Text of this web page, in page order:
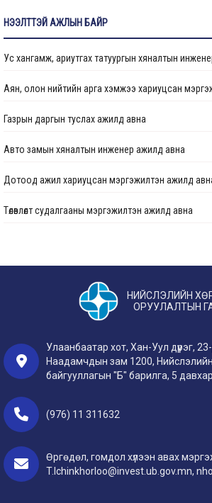
Цэцэрлэгийн барилга, 150 ор (Улаанбаатар хот,
Арьс ширний ажилчдын орон сууцны барилгын их
хороо)
Гамшигт өртсөн 207 дугаар байр (Улаанбаатар хот,
хүрээнд барилгын зураг төслийг шинэчлэн
“Нийслэлийн Хөрөнгө оруулалтын газар ОНӨААТҮГ” -
Хан-Уул дүүрэгт хэрэгжүүлэх хөрөнгө оруулалтын
Ø1000 мм голчтой болгон өргөтгөх зураг төсөв,
дүгээр хорооллын урд талаас баруун 4 замын
19-өөс 3/11 холбоос хүртэл 3.4 км/ /Улаанбаатар,
Хан-Уул дүүрэгт хэрэгжүүлэх хөрөнгө оруулалтын
Сэлбэ голын эргийн дагуу дугуйн зам
хот, Сүхбаатар дүүрэг)-ын нэмэлт ажил
НЭЭЛТТЭЙ АЖЛЫН БАЙР
Ус хангамж, ариутгах татуургын хяналтын
Аян, олон нийтийн арга хэмжээ хариуцсан
Газрын даргын туслах ажилд авна
Авто замын хяналтын инженер ажилд авна
Дотоод ажил хариуцсан мэргэжилтэн ажилд
Төлөвлөлт судалгааны мэргэжилтэн ажилд авна
Дотоод ажил хариуцсан мэргэжилтэн ажилд
Зураг төслийн хяналтын инженер ажилд авна
Ус хангамж, ариутгах татуургын хяналтын
Төлөвлөлт судалгааны мэргэжилтэн ажилд авна
Хөрөнгө оруулалтын санхүүжилт хариуцсан
НИЙСЛЭЛИЙН
ОРУУЛАЛТЫН
Улаанбаатар хот, Хан-Уул дүүрэг,
Наадамчдын зам 1200,
байгууллагын "Б" барилга, 5 давхар
(976) 11 311632
Өргөдөл, гомдол хүлээн авах
T.Ichinkhorloo@invest.ub.gov.mn,